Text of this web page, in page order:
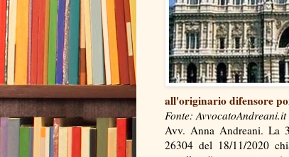
all'originario difensore
Fonte:
Avv. Anna Andreani. La
26304 del 18/11/2020